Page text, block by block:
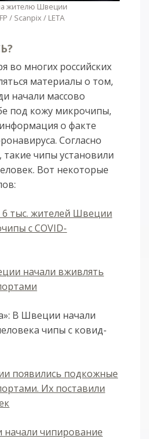
жителю Швеции
/ Scanpix / LETA
во многих российских
материалы о том,
начали массово
под кожу микрочипы,
о факте
Согласно
чипы установили
Вот некоторые
6 тыс. жителей Швеции
с COVID-
начали вживлять
В Швеции начали
чипы с ковид-
появились подкожные
Их поставили
чипирование